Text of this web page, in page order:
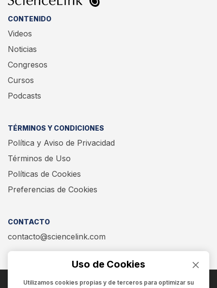
CONTENIDO
Videos
Noticias
Congresos
Cursos
Podcasts
TÉRMINOS Y CONDICIONES
Política y Aviso de Privacidad
Términos de Uso
Políticas de Cookies
Preferencias de Cookies
CONTACTO
contacto@sciencelink.com
Uso de Cookies
Utilizamos cookies propias y de terceros para optimizar su